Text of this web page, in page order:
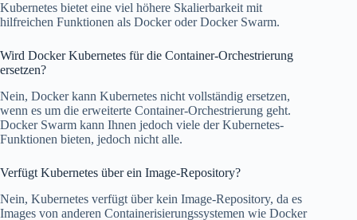
Kubernetes bietet eine viel höhere Skalierbarkeit mit
hilfreichen Funktionen als Docker oder Docker Swarm.
Wird Docker Kubernetes für die Container-Orchestrierung
ersetzen?
Nein, Docker kann Kubernetes nicht vollständig ersetzen,
wenn es um die erweiterte Container-Orchestrierung geht.
Docker Swarm kann Ihnen jedoch viele der Kubernetes-
Funktionen bieten, jedoch nicht alle.
Verfügt Kubernetes über ein Image-Repository?
Nein, Kubernetes verfügt über kein Image-Repository, da es
Images von anderen Containerisierungssystemen wie Docker